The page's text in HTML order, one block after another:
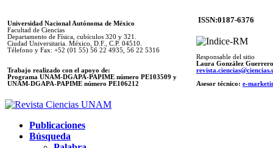
Universidad Nacional Autónoma de México
Facultad de Ciencias
Departamento de Física, cubículos 320 y 321.
Ciudad Universitaria. México, D.F., C.P. 04510.
Télefono y Fax: +52 (01 55) 56 22 4935, 56 22 5316
Trabajo realizado con el apoyo de:
Programa UNAM-DGAPA-PAPIME número PE103509 y
UNAM-DGAPA-PAPIME número PE106212
ISSN:0187-6376
Responsable del sitio
Laura González Guerrero
Asesor técnico: e-
Publicaciones
Búsqueda